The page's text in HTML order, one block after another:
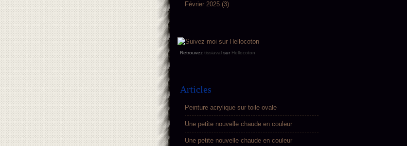
Février 2025 (3)
Retrouvez tissiaval sur Hellocoton
Articles
Peinture acrylique sur toile ovale
Une petite nouvelle chaude en couleur
Une petite nouvelle chaude en couleur